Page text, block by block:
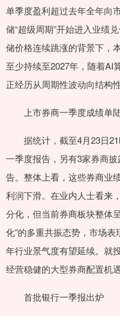
单季度盈利超过去年全年向
储“超级周期”开始进入业绩
储价格连续跳涨的背景下，
至少持续至2027年，随着AI
正经历从周期性波动向结构
上市券商一季度成绩单
据统计，截至4月23日21
一季度报告，另有3家券商
告。整体上看，这些券商业
利润下滑。在业内人士看来
分化，但当前券商板块整体
化”的多重共振态势，市场
年行业景气度有望延续。就
经营稳健的大型券商配置机
首批银行一季报出炉